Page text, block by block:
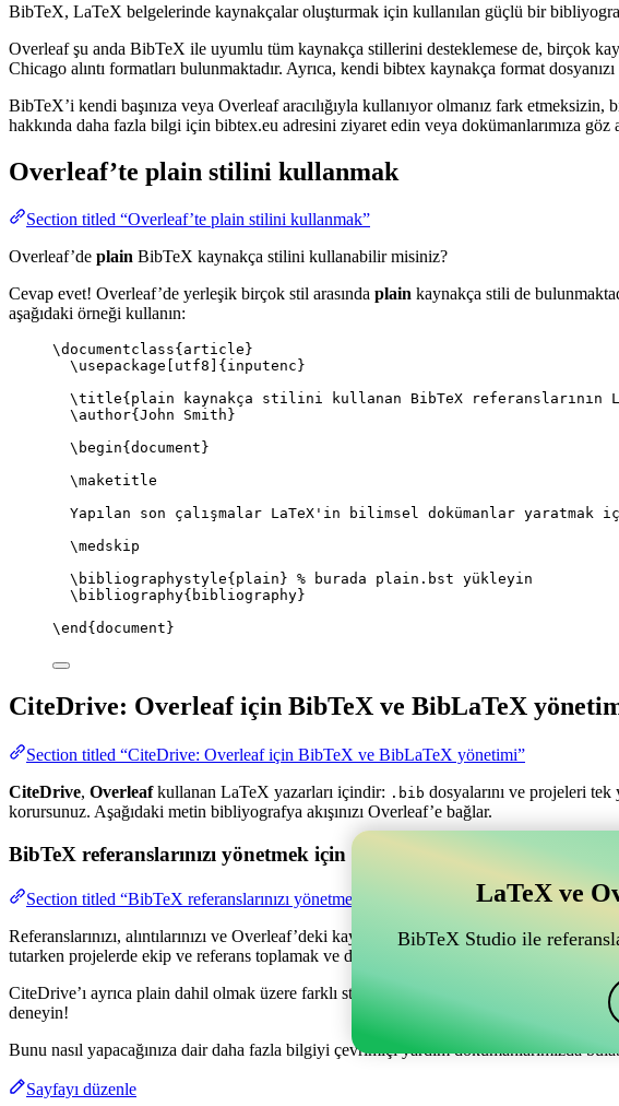
BibTeX, LaTeX belgelerinde kaynakçalar oluşturmak için kullanılan güçlü bir
Overleaf şu anda BibTeX ile uyumlu tüm kaynakça stillerini desteklemese de, birçok
Chicago alıntı formatları bulunmaktadır. Ayrıca, kendi bibtex kaynakça format
BibTeX’i kendi başınıza veya Overleaf aracılığıyla kullanıyor olmanız fark
hakkında daha fazla bilgi için bibtex.eu adresini ziyaret edin veya dokümanlarımıza göz
Overleaf’te plain stilini kullanmak
Section titled “Overleaf’te plain stilini kullanmak”
Overleaf’de plain BibTeX kaynakça stilini kullanabilir misiniz?
Cevap evet! Overleaf’de yerleşik birçok stil arasında plain kaynakça stili de
aşağıdaki örneği kullanın:
\documentclass{ article }
\usepackage
utf8 ]{ inputenc }
\title{plain kaynakça stilini kullanan BibTeX referanslarının
\author{John Smith}
\begin{ document }
\maketitle
Yapılan son çalışmalar LaTeX'in bilimsel dokümanlar yaratmak
\medskip
\bibliographystyle{plain} % burada plain.bst yükleyin
\bibliography{bibliography}
\end { document }
CiteDrive: Overleaf için BibTeX ve BibLaTeX
Section titled “CiteDrive: Overleaf için BibTeX ve BibLaTeX yönetimi”
CiteDrive, Overleafkullanan LaTeX yazarları içindir: .bib dosyalarını ve projeleri
korursunuz. Aşağıdaki metin bibliyografya akışınızı Overleaf’e bağlar.
BibTeX referanslarınızı yönetmek için Overleaf ile bağlantılı bir
Section titled “BibTeX referanslarınızı yönetmek için Overleaf ile bağlantılı bir
Referanslarınızı, alıntılarınızı ve Overleaf’deki kaynakçanızı yönetmeye yardımcı
tutarken projelerde ekip ve referans toplamak ve düzenlemek için olanak sağlar.
CiteDrive’ı ayrıca plain dahil olmak üzere farklı stillerde kaynakçalar ve alıntılar
deneyin!
Bunu nasıl yapacağınıza dair daha fazla bilgiyi çevrimiçi yardım dokümanlarımızda
Sayfayı düzenle
LaTeX ve
BibTeX Studio ile